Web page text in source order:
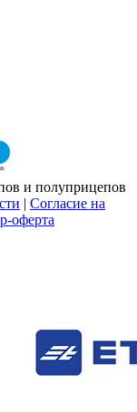
и полуприцепов
| Согласие на
оферта